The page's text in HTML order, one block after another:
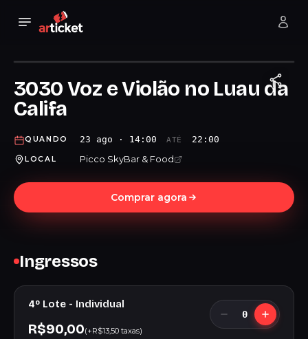
3030 Voz e Violão no Luau da
Califa
QUANDO 23 ago · 14:00 ATÉ 22:00
LOCAL Picco SkyBar & Food
Comprar agora
Ingressos
4º Lote - Individual
R$90,00(+R$13,50 taxas)
0